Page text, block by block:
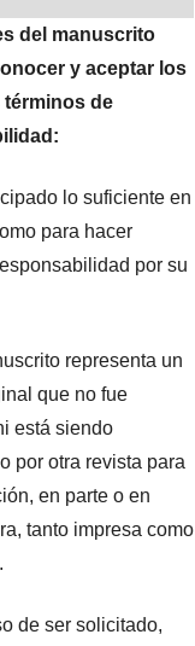
del manuscrito
y aceptar los
de
lo suficiente en
para hacer
por su
representa un
que no fue
está siendo
por otra revista para
en parte o en
tanto impresa como
de ser solicitado,